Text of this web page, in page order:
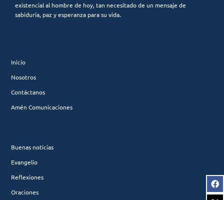
existencial al hombre de hoy, tan necesitado de un mensaje de
sabiduría, paz y esperanza para su vida.
Inicio
Nosotros
Contáctanos
Amén Comunicaciones
Buenas noticias
Evangelio
Reflexiones
Oraciones